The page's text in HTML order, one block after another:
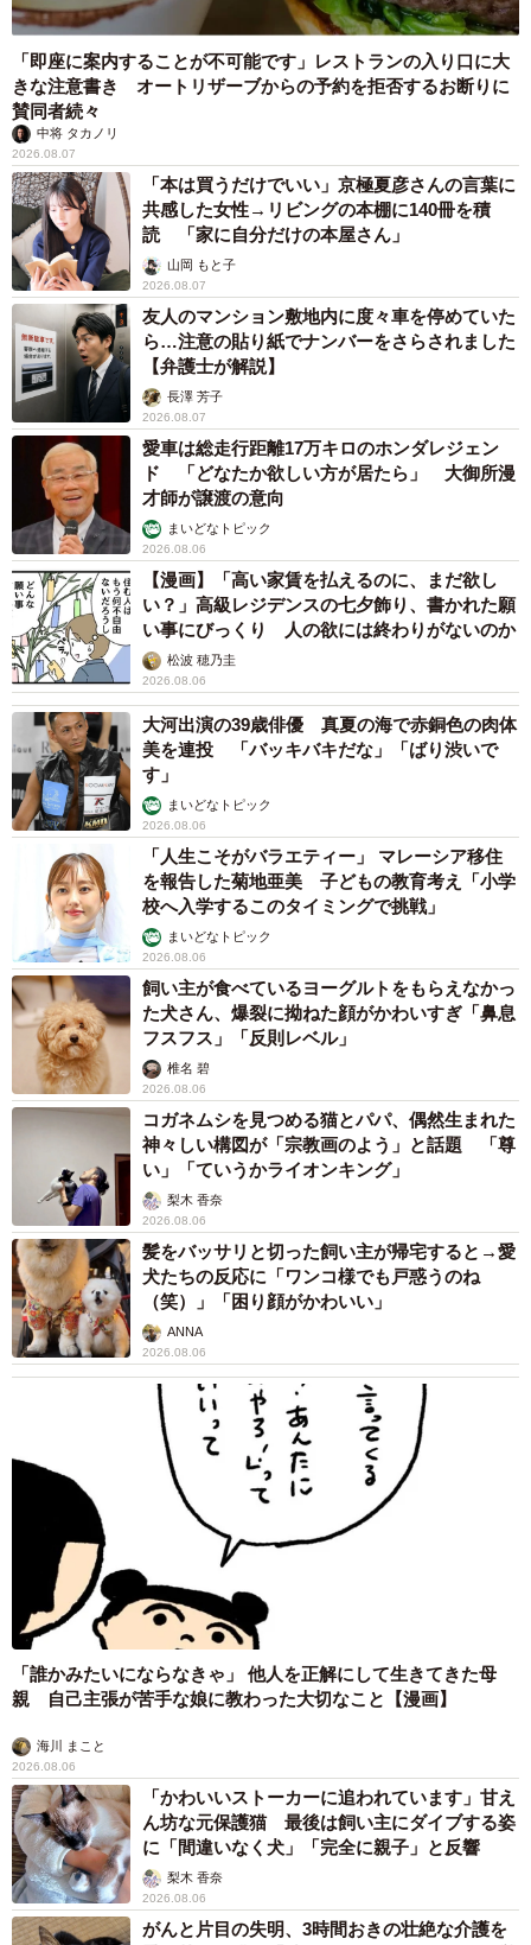
「即座に案内することが不可能です」レストランの入り口に大
きな注意書き オートリザーブからの予約を拒否するお断りに
賛同者続々
中将 タカノリ
2026.08.07
「本は買うだけでいい」京極夏彦さんの言葉に
共感した女性→リビングの本棚に140冊を積
読 「家に自分だけの本屋さん」
山岡 もと子
2026.08.07
友人のマンション敷地内に度々車を停めていた
ら…注意の貼り紙でナンバーをさらされました
【弁護士が解説】
長澤 芳子
2026.08.07
愛車は総走行距離17万キロのホンダレジェン
ド 「どなたか欲しい方が居たら」 大御所漫
才師が譲渡の意向
まいどなトピック
2026.08.06
【漫画】「高い家賃を払えるのに、まだ欲し
い？」高級レジデンスの七夕飾り、書かれた願
い事にびっくり 人の欲には終わりがないのか
松波 穂乃圭
2026.08.06
大河出演の39歳俳優 真夏の海で赤銅色の肉体
美を連投 「バッキバキだな」「ばり渋いで
す」
まいどなトピック
2026.08.06
「人生こそがバラエティー」 マレーシア移住
を報告した菊地亜美 子どもの教育考え「小学
校へ入学するこのタイミングで挑戦」
まいどなトピック
2026.08.06
飼い主が食べているヨーグルトをもらえなかっ
た犬さん、爆裂に拗ねた顔がかわいすぎ「鼻息
フスフス」「反則レベル」
椎名 碧
2026.08.06
コガネムシを見つめる猫とパパ、偶然生まれた
神々しい構図が「宗教画のよう」と話題 「尊
い」「ていうかライオンキング」
梨木 香奈
2026.08.06
髪をバッサリと切った飼い主が帰宅すると→愛
犬たちの反応に「ワンコ様でも戸惑うのね
（笑）」「困り顔がかわいい」
ANNA
2026.08.06
「誰かみたいにならなきゃ」 他人を正解にして生きてきた母
親 自己主張が苦手な娘に教わった大切なこと【漫画】
海川 まこと
2026.08.06
「かわいいストーカーに追われています」甘え
ん坊な元保護猫 最後は飼い主にダイブする姿
に「間違いなく犬」「完全に親子」と反響
梨木 香奈
2026.08.06
がんと片目の失明、3時間おきの壮絶な介護を